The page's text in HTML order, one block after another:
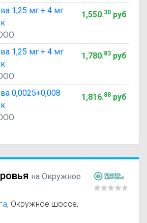
1,25 мг + 4 мг
1,550.30руб
1,25 мг + 4 мг
1,780.83руб
0,0025+0,008
1,816.88руб
на Окружное
, Окружное шоссе,